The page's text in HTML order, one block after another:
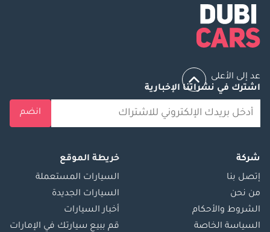
عد إلى الأعلى
اشترك في نشراتنا الإخبارية
انضم
شركة
إتصل بنا
من نحن
الشروط والأحكام
السياسة الخاصة
خريطة الموقع
السيارات المستعملة
السيارات الجديدة
أخبار السيارات
قم ببيع سيارتك في الإمارات